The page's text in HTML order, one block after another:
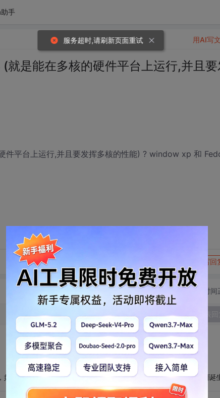
手
就是能在多核的硬件平台上运行,并且要
件平台上运行,并且要发挥多核的性能) ? window xp 和
转发到动态 写回
用AI写
切换为时间
果不算UNIX/386（a.k.a. XENIX）的话。那个时候Linux才刚刚诞
服务超时,请刷新页面重试